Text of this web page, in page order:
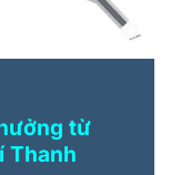
từ
Thanh